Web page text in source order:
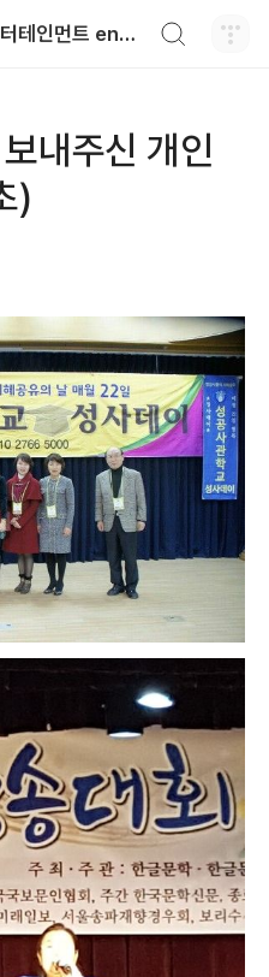
와일드진생WG엔터테인먼트 entertainment
내주신 개인
)